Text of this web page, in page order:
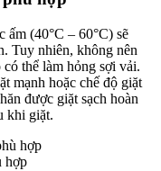
ấm (40°C – 60°C) sẽ
Tuy nhiên, không nên
thể làm hỏng sợi vải.
mạnh hoặc chế độ giặt
được giặt sạch hoàn
khi giặt.
hợp